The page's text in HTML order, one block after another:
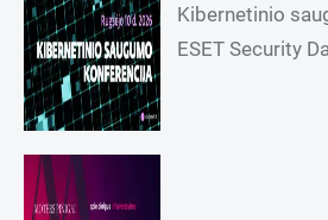
Kibernetinio
ESET Security